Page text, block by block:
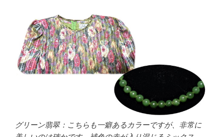
グリーン翡翠：こちらも一癖あるカラーですが、非常に